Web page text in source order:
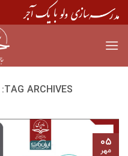
Skip
to
TAG ARCHIVES:
۰۵
مهر